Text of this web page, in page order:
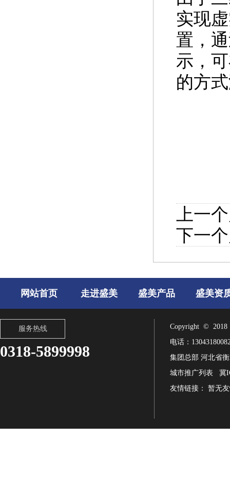
实现
置，
示，
的方
上一
下一
网站首页 走进盛美 盛美产品 盛美资
服务热线
0318-5899998
Copyright ©
电话：
集团总部 河北省
城市推广列表
冀
友情链接： 暂无